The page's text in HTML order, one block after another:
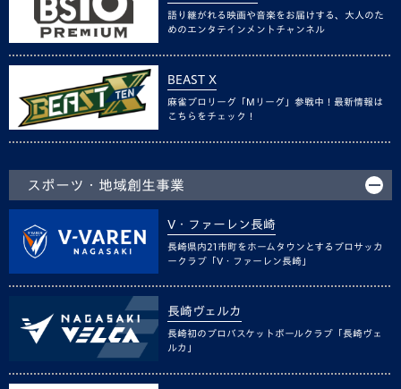
語り継がれる映画や音楽をお届けする、大人のた
めのエンタテインメントチャンネル
BEAST X
麻雀プロリーグ「Mリーグ」参戦中！最新情報は
こちらをチェック！
スポーツ・地域創生事業
V・ファーレン長崎
長崎県内21市町をホームタウンとするプロサッカ
ークラブ「V・ファーレン長崎」
長崎ヴェルカ
長崎初のプロバスケットボールクラブ「長崎ヴェ
ルカ」